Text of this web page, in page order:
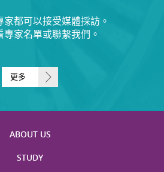
都可以接受媒體採訪。
專家名單或聯繫我們。
更多
ABOUT US
STUDY